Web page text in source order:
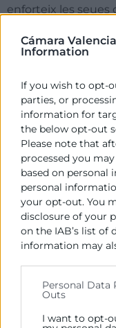
Cámara
Information
If you wish to opt-
parties, or
information for
the below opt-out
Please note that
processed you
based on personal
personal
your opt-out. You
disclosure of your
on the IAB’s list of
information may
Please note that
Google services
Personal Data
Outs
I want to opt-
enforteix les
econòmicament,
social. Els
reflectisca les
quan les
Els representants
Eurochambres,
compartir en
les seues
empreses i
grans reptes dels
Com a
més de 120
demana a les
compte la